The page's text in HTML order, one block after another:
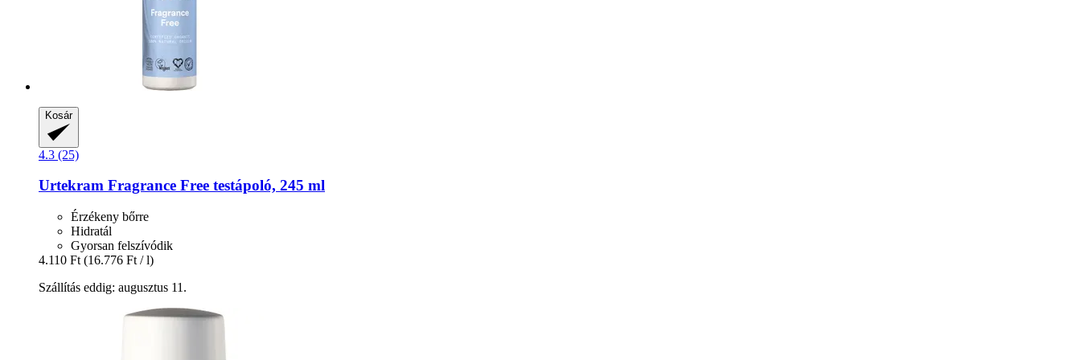
Kosár
4.3 (25)
Urtekram Fragrance Free testápoló, 245 ml
Érzékeny bőrre
Hidratál
Gyorsan felszívódik
4.110 Ft (16.776 Ft / l)
Szállítás eddig: augusztus 11.